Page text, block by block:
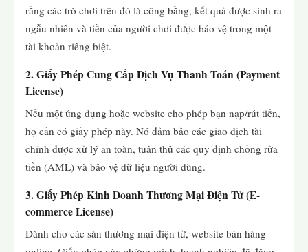
rằng các trò chơi trên đó là công bằng, kết quả được sinh ra
ngẫu nhiên và tiền của người chơi được bảo vệ trong một
tài khoản riêng biệt.
2. Giấy Phép Cung Cấp Dịch Vụ Thanh Toán (Payment
License)
Nếu một ứng dụng hoặc website cho phép bạn nạp/rút tiền,
họ cần có giấy phép này. Nó đảm bảo các giao dịch tài
chính được xử lý an toàn, tuân thủ các quy định chống rửa
tiền (AML) và bảo vệ dữ liệu người dùng.
3. Giấy Phép Kinh Doanh Thương Mại Điện Tử (E-
commerce License)
Dành cho các sàn thương mại điện tử, website bán hàng